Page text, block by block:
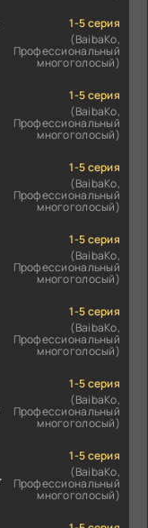
1-5 серия
(BaibaKo,
Профессиональный
многоголосый)
1-5 серия
(BaibaKo,
Профессиональный
многоголосый)
1-5 серия
(BaibaKo,
Профессиональный
многоголосый)
1-5 серия
(BaibaKo,
Профессиональный
многоголосый)
1-5 серия
(BaibaKo,
Профессиональный
многоголосый)
1-5 серия
(BaibaKo,
Профессиональный
многоголосый)
1-5 серия
(BaibaKo,
Профессиональный
многоголосый)